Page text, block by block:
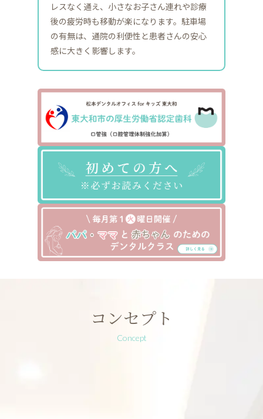
レスなく通え、小さなお子さん連れや診療
後の疲労時も移動が楽になります。駐車場
の有無は、通院の利便性と患者さんの安心
感に大きく影響します。
コンセプト
Concept